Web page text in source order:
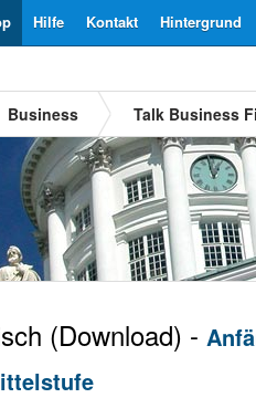
Hintergrund
Kontakt
Hilfe
Business Talk Business
(Download) -